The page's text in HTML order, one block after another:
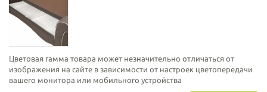
Цветовая гамма товара может незначительно отличаться от
изображения на сайте в зависимости от настроек цветопередачи
вашего монитора или мобильного устройства